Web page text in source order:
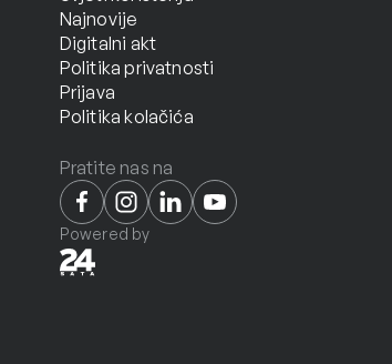
Najnovije
Digitalni akt
Politika privatnosti
Prijava
Politika kolačića
Pratite nas na
Powered by